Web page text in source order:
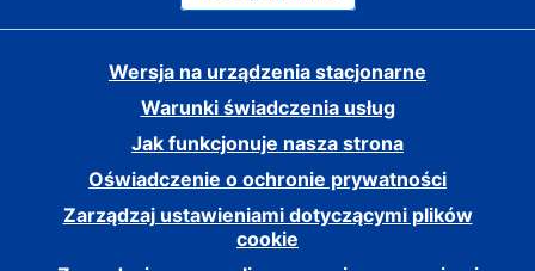
Wersja na urządzenia stacjonarne
Warunki świadczenia usług
Jak funkcjonuje nasza strona
Oświadczenie o ochronie prywatności
Zarządzaj ustawieniami dotyczącymi plików
cookie